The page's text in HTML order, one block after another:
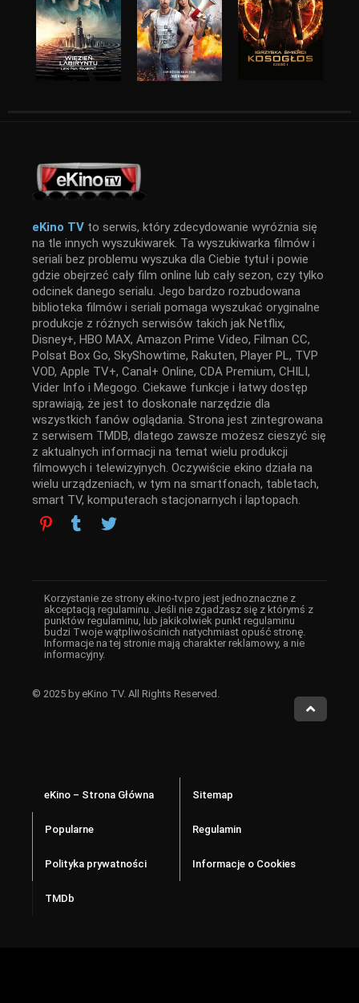
eKino TV to serwis, który zdecydowanie wyróżnia się
na tle innych wyszukiwarek. Ta wyszukiwarka filmów i
seriali bez problemu wyszuka dla Ciebie tytuł i powie
gdzie obejrzeć cały film online lub cały sezon, czy tylko
odcinek danego serialu. Jego bardzo rozbudowana
biblioteka filmów i seriali pomaga wyszukać oryginalne
produkcje z różnych serwisów takich jak Netflix,
Disney+, HBO MAX, Amazon Prime Video, Filman CC,
Polsat Box Go, SkyShowtime, Rakuten, Player PL, TVP
VOD, Apple TV+, Canal+ Online, CDA Premium, CHILI,
Vider Info i Megogo. Ciekawe funkcje i łatwy dostęp
sprawiają, że jest to doskonałe narzędzie dla
wszystkich fanów oglądania. Strona jest zintegrowana
z serwisem TMDB, dlatego zawsze możesz cieszyć się
z aktualnych informacji na temat wielu produkcji
filmowych i telewizyjnych. Oczywiście ekino działa na
wielu urządzeniach, w tym na smartfonach, tabletach,
smart TV, komputerach stacjonarnych i laptopach.
Korzystanie ze strony ekino-tv.pro jest jednoznaczne z
akceptacją regulaminu. Jeśli nie zgadzasz się z którymś z
punktów regulaminu, lub jakikolwiek punkt regulaminu
budzi Twoje wątpliwościnich natychmiast opuść stronę.
Informacje na tej stronie mają charakter reklamowy, a nie
informacyjny.
© 2025 by eKino TV. All Rights Reserved.
eKino – Strona Główna Sitemap
Popularne Regulamin
Polityka prywatności Informacje o Cookies
TMDb